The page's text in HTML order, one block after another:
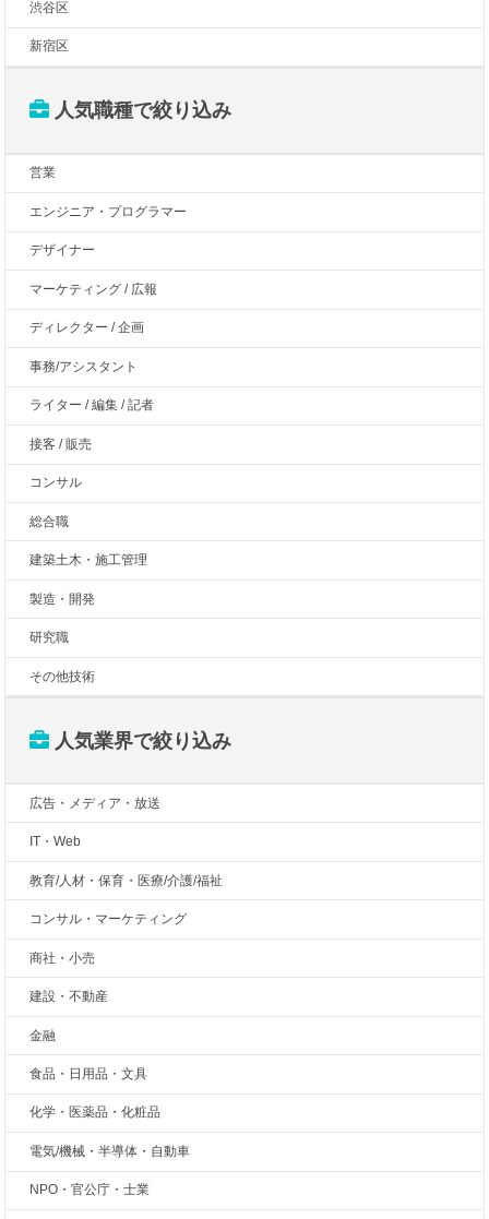
渋谷区
新宿区
人気職種で絞り込み
営業
エンジニア・プログラマー
デザイナー
マーケティング / 広報
ディレクター / 企画
事務/アシスタント
ライター / 編集 / 記者
接客 / 販売
コンサル
総合職
建築土木・施工管理
製造・開発
研究職
その他技術
人気業界で絞り込み
広告・メディア・放送
IT・Web
教育/人材・保育・医療/介護/福祉
コンサル・マーケティング
商社・小売
建設・不動産
金融
食品・日用品・文具
化学・医薬品・化粧品
電気/機械・半導体・自動車
NPO・官公庁・士業